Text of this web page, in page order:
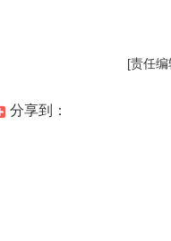
[责任
分享到：